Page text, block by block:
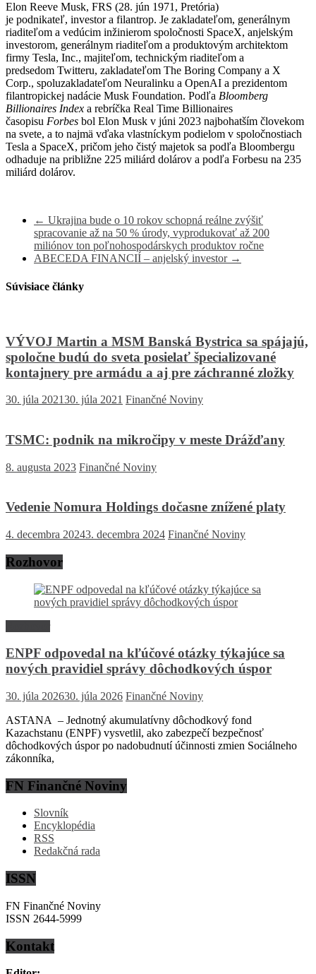
Elon Reeve Musk, FRS (28. jún 1971, Pretória)
je podnikateľ, investor a filantrop. Je zakladateľom, generálnym
riaditeľom a vedúcim inžinierom spoločnosti SpaceX, anjelským
investorom, generálnym riaditeľom a produktovým architektom
firmy Tesla, Inc., majiteľom, technickým riaditeľom a
predsedom Twitteru, zakladateľom The Boring Company a X
Corp., spoluzakladateľom Neuralinku a OpenAI a prezidentom
filantropickej nadácie Musk Foundation. Podľa Bloomberg
Billionaires Index a rebríčka Real Time Billionaires
časopisu Forbes bol Elon Musk v júni 2023 najbohatším človekom
na svete, a to najmä vďaka vlastníckym podielom v spoločnostiach
Tesla a SpaceX, pričom jeho čistý majetok sa podľa Bloombergu
odhaduje na približne 225 miliárd dolárov a podľa Forbesu na 235
miliárd dolárov.
← Ukrajina bude o 10 rokov schopná reálne zvýšiť
spracovanie až na 50 % úrody, vyprodukovať až 200
miliónov ton poľnohospodárskych produktov ročne
ABECEDA FINANCIÍ – anjelský investor →
Súvisiace články
VÝVOJ Martin a MSM Banská Bystrica sa spájajú,
spoločne budú do sveta posielať špecializované
kontajnery pre armádu a aj pre záchranné zložky
30. júla 202130. júla 2021 Finančné Noviny
TSMC: podnik na mikročipy v meste Drážďany
8. augusta 2023 Finančné Noviny
Vedenie Nomura Holdings dočasne znížené platy
4. decembra 20243. decembra 2024 Finančné Noviny
Rozhovor
ENPF odpovedal na kľúčové otázky týkajúce sa
nových pravidiel správy dôchodkových úspor
30. júla 202630. júla 2026 Finančné Noviny
ASTANA – Jednotný akumulatívny dôchodkový fond
Kazachstanu (ENPF) vysvetlil, ako zabezpečí bezpečnosť
dôchodkových úspor po nadobudnutí účinnosti zmien Sociálneho
zákonníka,
FN Finančné Noviny
Slovník
Encyklopédia
RSS
Redakčná rada
ISSN
FN Finančné Noviny
ISSN 2644-5999
Kontakt